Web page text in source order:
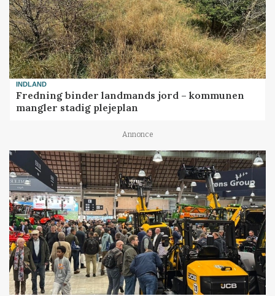
INDLAND
Fredning binder landmands jord – kommunen
mangler stadig plejeplan
Annonce